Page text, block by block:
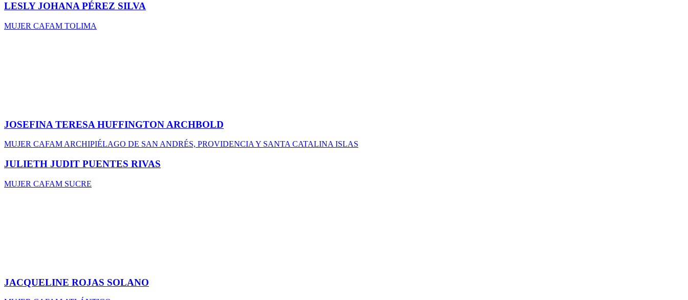
LESLY JOHANA PÉREZ SILVA
MUJER CAFAM TOLIMA
JOSEFINA TERESA HUFFINGTON ARCHBOLD
MUJER CAFAM ARCHIPIÉLAGO DE SAN ANDRÉS, PROVIDENCIA Y SANTA CATALINA ISLAS
JULIETH JUDIT PUENTES RIVAS
MUJER CAFAM SUCRE
JACQUELINE ROJAS SOLANO